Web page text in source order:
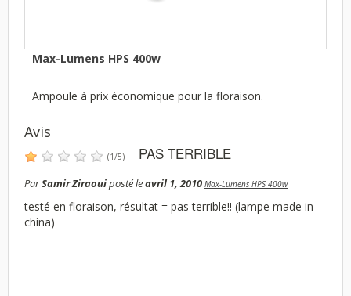
Max-Lumens HPS 400w
Ampoule à prix économique pour la floraison.
Avis
(1/5) PAS TERRIBLE
ParSamir Ziraouiposté leavril 1, 2010 Max-Lumens HPS 400w
testé en floraison, résultat = pas terrible!! (lampe made in
china)